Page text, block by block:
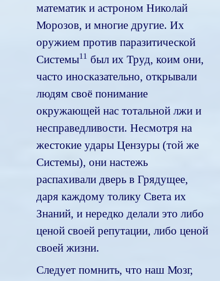
математик и астроном Николай
Морозов, и многие другие. Их
оружием против паразитической
Системы11 был их Труд, коим они,
часто иносказательно, открывали
людям своё понимание
окружающей нас тотальной лжи и
несправедливости. Несмотря на
жестокие удары Цензуры (той же
Системы), они настежь
распахивали дверь в Грядущее,
даря каждому толику Света их
Знаний, и нередко делали это либо
ценой своей репутации, либо ценой
своей жизни.
Следует помнить, что наш Мозг,